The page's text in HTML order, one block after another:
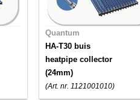
Quantum
HA-T30 buis
heatpipe collector
(24mm)
(Art. nr. 1121001010)